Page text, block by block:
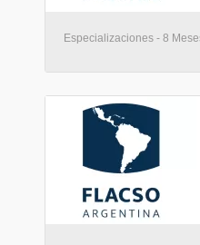
Especializaciones - 8